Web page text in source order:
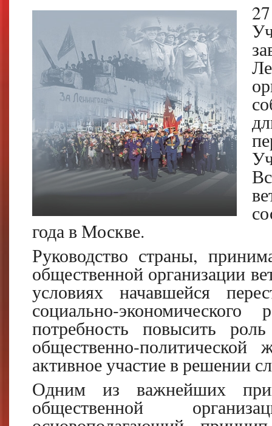
года в Москве.
Руководство страны,
общественной организации
условиях начавшейся
социально-
потребность повысить
общественно-
активное участие в решении
Одним из важнейших
общественной